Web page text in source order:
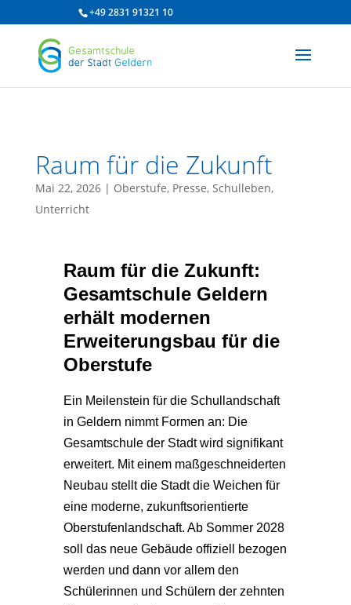
+49 2831 91321 10
Raum für die Zukunft
Mai 22, 2026| Oberstufe, Presse, Schulleben,
Unterricht
Raum für die Zukunft:
Gesamtschule Geldern
erhält modernen
Erweiterungsbau für die
Oberstufe
Ein Meilenstein für die Schullandschaft
in Geldern nimmt Formen an: Die
Gesamtschule der Stadt wird signifikant
erweitert. Mit einem maßgeschneiderten
Neubau stellt die Stadt die Weichen für
eine moderne, zukunftsorientierte
Oberstufenlandschaft. Ab Sommer 2028
soll das neue Gebäude offiziell bezogen
werden und dann vor allem den
Schülerinnen und Schülern der zehnten